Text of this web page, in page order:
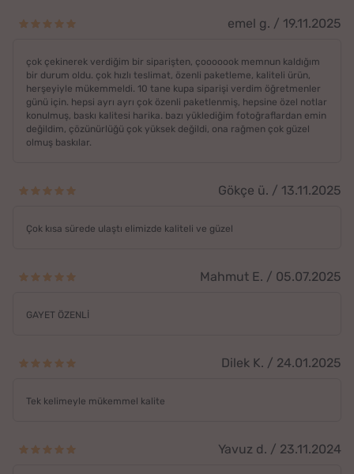
emel g. / 19.11.2025
çok çekinerek verdiğim bir siparişten, çooooook memnun kaldığım
bir durum oldu. çok hızlı teslimat, özenli paketleme, kaliteli ürün,
herşeyiyle mükemmeldi. 10 tane kupa siparişi verdim öğretmenler
günü için. hepsi ayrı ayrı çok özenli paketlenmiş, hepsine özel notlar
konulmuş, baskı kalitesi harika. bazı yüklediğim fotoğraflardan emin
değildim, çözünürlüğü çok yüksek değildi, ona rağmen çok güzel
olmuş baskılar.
Gökçe ü. / 13.11.2025
Çok kısa sürede ulaştı elimizde kaliteli ve güzel
Mahmut E. / 05.07.2025
GAYET ÖZENLİ
Dilek K. / 24.01.2025
Tek kelimeyle mükemmel kalite
Yavuz d. / 23.11.2024